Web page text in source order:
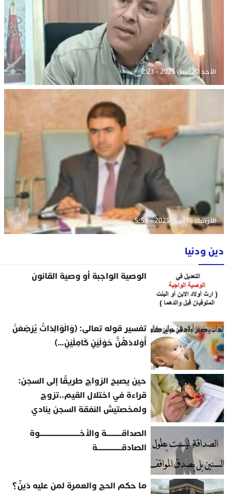
الأحد 20 أبريل 2025 - 2:23
الأربعاء 16 أبريل 2025 - 5:58
دين ودنيا
الوصية الواجبة أو وصية القانون
تفسير قوله تعالى: (وَالْوَالِدَاتُ يُرْضِعْنَ
أَوْلادَهُنَّ حَوْلَيْنِ كَامِلَيْنِ…)
حين يصبح الزواج طريقًا إلى السجن:
قراءة في اختلال القيم..تزوج
ولمخصتيش النفقة السجن ينادي
الصداقــــــــــة والأخــــــــــــــــــــــــــوة
الصادقــــــــــــــــة
ما حكم الحج والعمرة لمن عليه دَينٌ؟